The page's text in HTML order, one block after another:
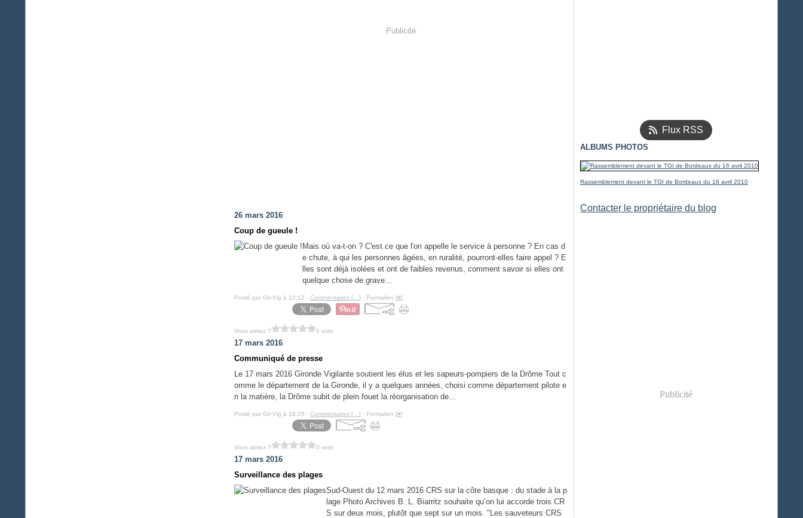
Publicité
26 mars 2016
Coup de gueule !
Mais où va-t-on ? C'est ce que l'on appelle le service à personne ? En cas d
e chute, à qui les personnes âgées, en ruralité, pourront-elles faire appel ? E
lles sont déjà isolées et ont de faibles revenus, comment savoir si elles ont
quelque chose de grave...
Posté par Gir-Vig à 12:12 -Commentaires [ …] - Permalien [#]
Vous aimez ? 0 vote
17 mars 2016
Communiqué de presse
Le 17 mars 2016 Gironde Vigilante soutient les élus et les sapeurs-pompiers de la Drôme Tout c
omme le département de la Gironde, il y a quelques années, choisi comme département pilote e
n la matière, la Drôme subit de plein fouet la réorganisation de...
Posté par Gir-Vig à 16:26 -Commentaires [ …] - Permalien [#]
Vous aimez ? 0 vote
17 mars 2016
Surveillance des plages
Sud-Ouest du 12 mars 2016 CRS sur la côte basque : du stade à la p
lage Photo Archives B. L. Biarritz souhaite qu’on lui accorde trois CR
S sur deux mois, plutôt que sept sur un mois. "Les sauveteurs CRS
Flux RSS
ALBUMS PHOTOS
Rassemblement devant le TGI de Bordeaux du 16 avril 2010
Contacter le propriétaire du blog
Publicité